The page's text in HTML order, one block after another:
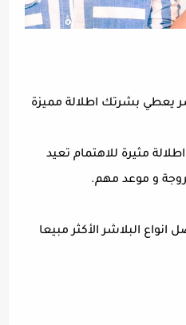
يعطي بشرتك اطلالة مميزة
مثيرة للاهتمام تعيد
و موعد مهم.
البلاشر الأكثر مبيعا